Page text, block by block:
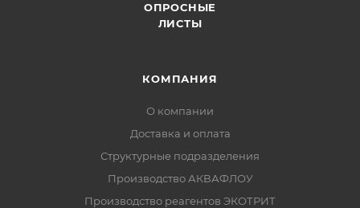
ОПРОСНЫЕ
ЛИСТЫ
КОМПАНИЯ
О компании
Доставка и оплата
Структурные подразделения
Производство АКВАФЛОУ
Производство реагентов ЭКОТРИТ